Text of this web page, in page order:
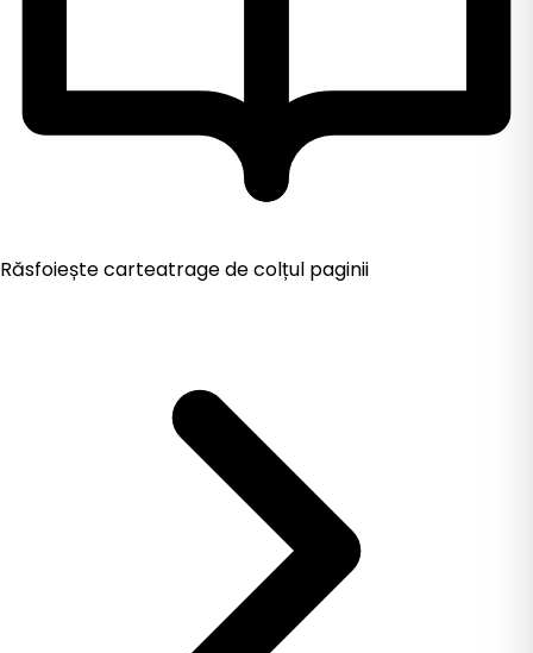
Răsfoiește carteatrage de colțul paginii